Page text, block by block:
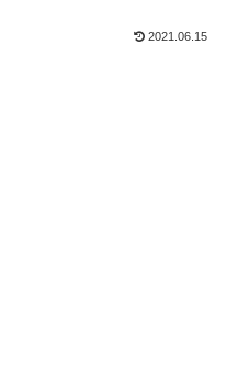
2021.06.15